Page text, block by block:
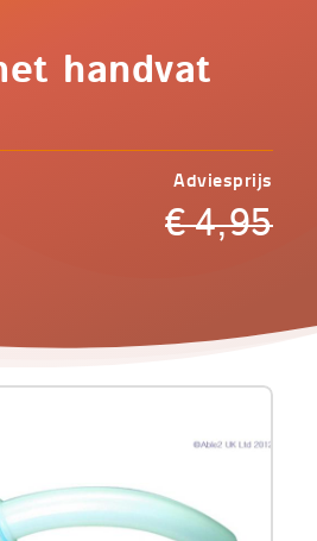
handvat
Adviesprijs
€4,95